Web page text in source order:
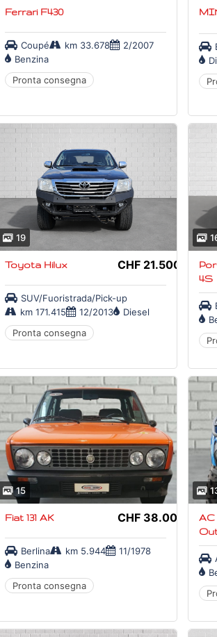
Ferrari F430
Coupé km 33.678
2/2007
Benzina
Pronta consegna
19
Toyota Hilux CHF 21.500,-
SUV/Fuoristrada/Pick-up
km 171.415
12/2013
Diesel
Pronta consegna
4S
15
Fiat 131 AK CHF 38.000,-
Berlina km 5.944
11/1978
Benzina
Pronta consegna
AC BRP CAN-AM
XT